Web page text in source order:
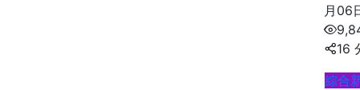
月06
16
綜合